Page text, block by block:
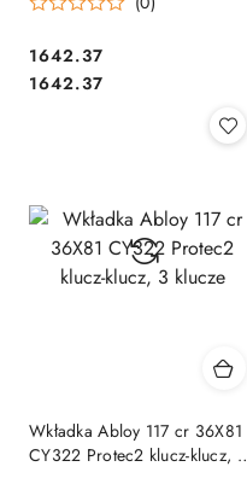
Cena:
1642.37
Cena:
1642.37
Wkładka Abloy 117 cr 36X81
CY322 Protec2 klucz-klucz, 3